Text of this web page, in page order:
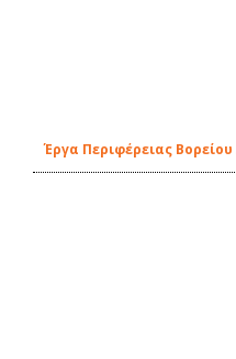
Έργα Περιφέρειας Βορείου